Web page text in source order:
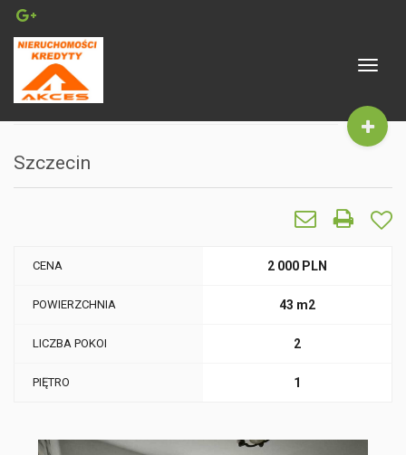
Toggle
Szczecin
CENA 2 000 PLN
POWIERZCHNIA 43 m2
LICZBA POKOI 2
PIĘTRO 1